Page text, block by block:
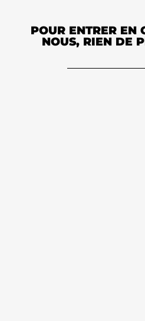
POUR ENTRER EN
NOUS, RIEN DE